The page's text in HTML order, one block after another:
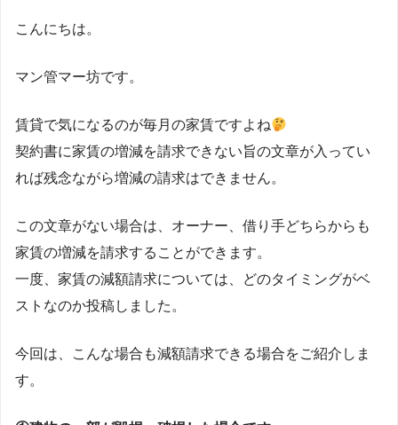
こんにちは。
マン管マー坊です。
賃貸で気になるのが毎月の家賃ですよね
契約書に家賃の増減を請求できない旨の文章が入ってい
れば残念ながら増減の請求はできません。
この文章がない場合は、オーナー、借り手どちらからも
家賃の増減を請求することができます。
一度、家賃の減額請求については、どのタイミングがベ
ストなのか投稿しました。
今回は、こんな場合も減額請求できる場合をご紹介しま
す。